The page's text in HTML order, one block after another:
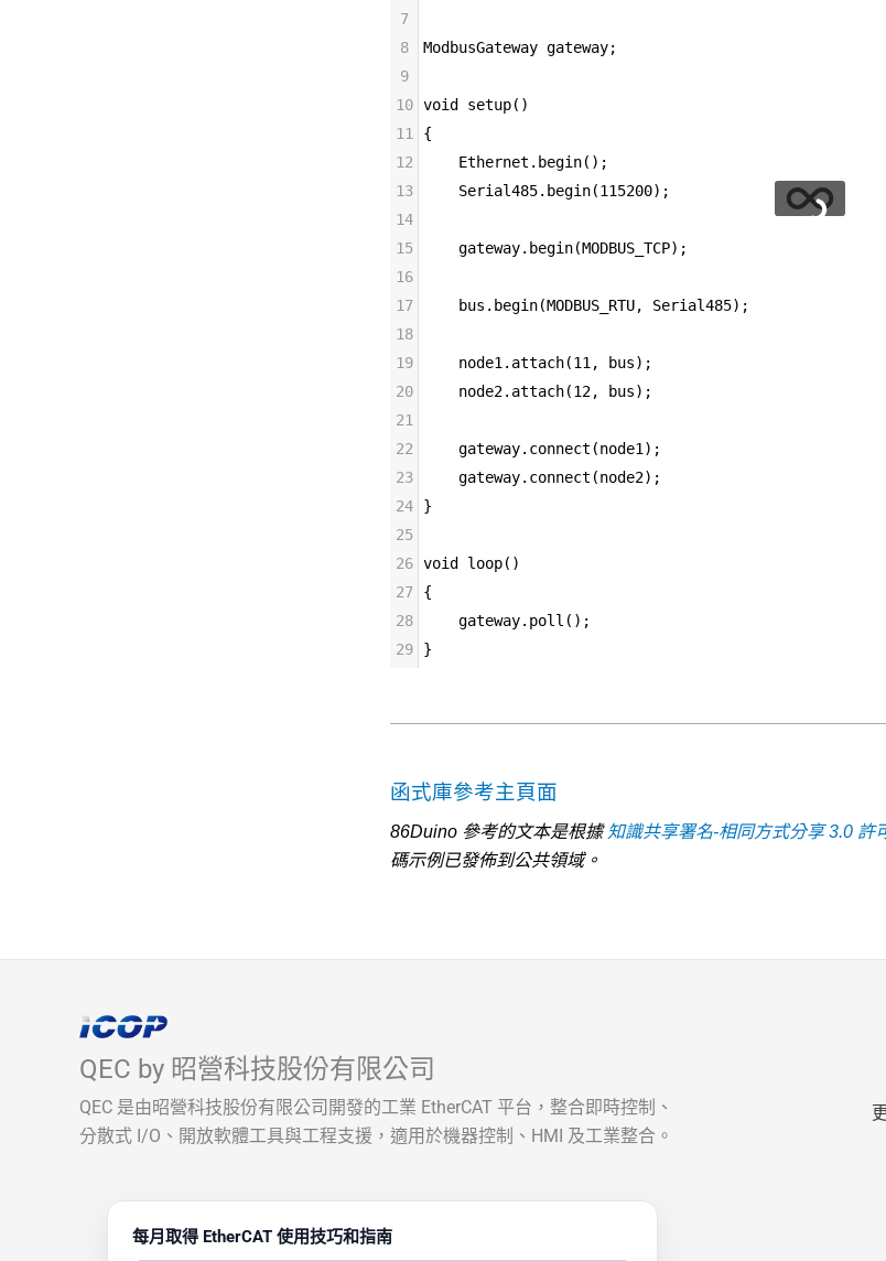
7
8
ModbusGateway gateway;
9
10 void setup()
11
{
12
Ethernet . begin();
13
Serial485. begin(115200);
14
15
gateway. begin(MODBUS_TCP);
16
17
bus . begin(MODBUS_RTU, Serial485);
18
19
node1 . attach(11 , bus);
20
node2. attach(12, bus);
21
22
gateway. connect (node1 );
23
gateway. connect (node2);
24
}
25
26 void loop()
27
{
28
gateway. poll ();
29
}
函式庫參考主頁面
86Duino 參考的文本是根據 知識共享署名-相同方式分享 3.0 許
碼示例已發佈到公共領域。
QEC by 昭營科技股份有限公司
QEC 是由昭營科技股份有限公司開發的工業 EtherCAT 平台，整合即時控制、
分散式 I/O、開放軟體工具與工程支援，適用於機器控制、HMI 及工業整合。
每月取得 EtherCAT 使用技巧和指南